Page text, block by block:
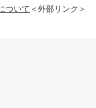
ついて ＜外部リンク＞